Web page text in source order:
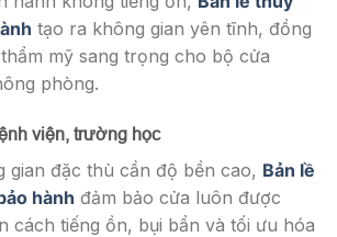
tạo ra không gian yên tĩnh, đồng
mỹ sang trọng cho bộ cửa
phòng.
viện, trường học
gian đặc thù cần độ bền cao, Bản lề
hành đảm bảo cửa luôn được
cách tiếng ồn, bụi bẩn và tối ưu hóa